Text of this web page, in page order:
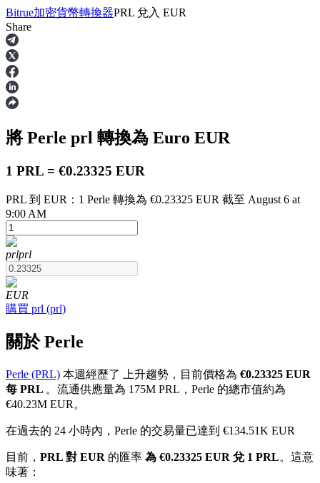
合約
幣本位永續
以數字貨幣為保證金的永續合約
Bitrue加密貨幣轉換器PRL 兌入 EUR
Share
將 Perle prl 轉換為 Euro EUR
1 PRL = €0.23325 EUR
PRL 到 EUR：1 Perle 轉換為 €0.23325 EUR 截至 August 6 at
9:00 AM
prlprl
EUR
購買 prl (prl)
關於 Perle
Perle (PRL) 本週經歷了 上升趨勢，目前價格為 €0.23325 EUR
每 PRL 。流通供應量為 175M PRL，Perle 的總市值約為
€40.23M EUR。
在過去的 24 小時內，Perle 的交易量已達到 €134.51K EUR
目前， PRL 對 EUR 的匯率 為 €0.23325 EUR 兌 1 PRL。這意
味著：